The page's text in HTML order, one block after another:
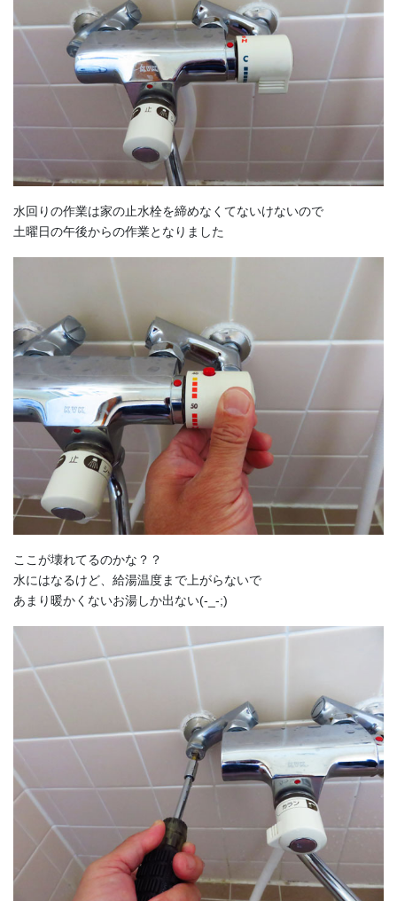
水回りの作業は家の止水栓を締めなくてないけないので
土曜日の午後からの作業となりました
ここが壊れてるのかな？？
水にはなるけど、給湯温度まで上がらないで
あまり暖かくないお湯しか出ない(-_-;)